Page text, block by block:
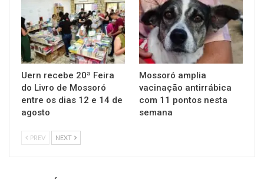
Uern recebe 20ª Feira
do Livro de Mossoró
entre os dias 12 e 14 de
agosto
Mossoró amplia
vacinação antirrábica
com 11 pontos nesta
semana
PREV NEXT